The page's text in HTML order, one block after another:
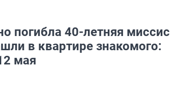
погибла 40-летняя миссис
в квартире знакомого:
мая